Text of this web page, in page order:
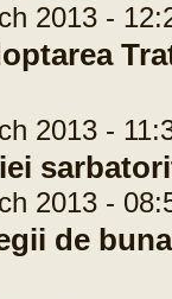
2013 -
2013 -
2013 -
de